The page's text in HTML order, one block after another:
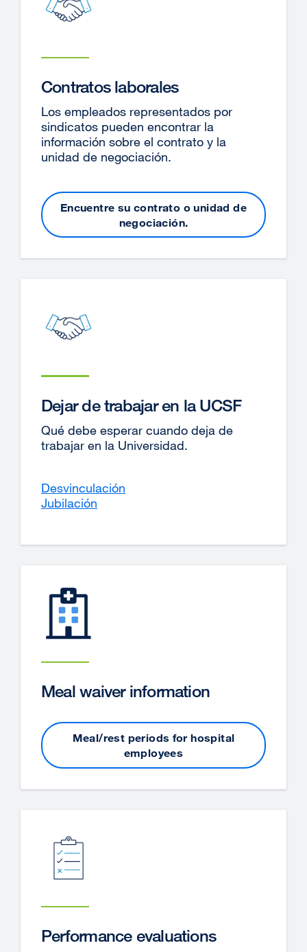
Contratos laborales
Los empleados representados por
sindicatos pueden encontrar la
información sobre el contrato y la
unidad de negociación.
Encuentre su contrato o unidad de
negociación.
Dejar de trabajar en la UCSF
Qué debe esperar cuando deja de
trabajar en la Universidad.
Desvinculación
Jubilación
Meal waiver information
Meal/rest periods for hospital
employees
Performance evaluations